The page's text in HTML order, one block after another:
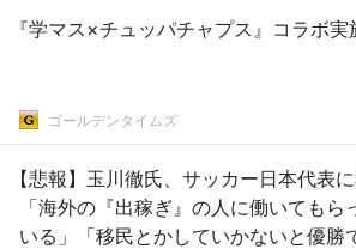
『学マス×チュッパチャプス』コラボ実
ゴールデンタイムズ
【悲報】玉川徹氏、サッカー日本代表
「海外の『出稼ぎ』の人に働いてもら
いる」「移民とかしていかないと優勝